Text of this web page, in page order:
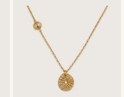
낮은가격순
높은가격순